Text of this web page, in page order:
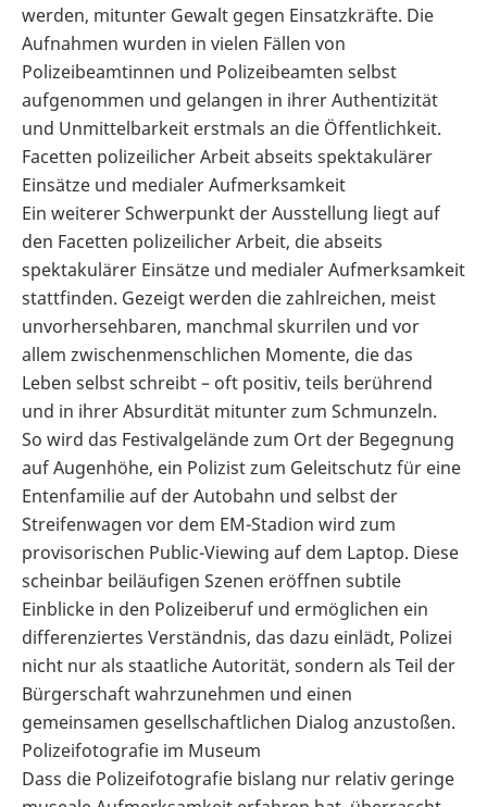
werden, mitunter Gewalt gegen Einsatzkräfte. Die
Aufnahmen wurden in vielen Fällen von
Polizeibeamtinnen und Polizeibeamten selbst
aufgenommen und gelangen in ihrer Authentizität
und Unmittelbarkeit erstmals an die Öffentlichkeit.
Facetten polizeilicher Arbeit abseits spektakulärer
Einsätze und medialer Aufmerksamkeit
Ein weiterer Schwerpunkt der Ausstellung liegt auf
den Facetten polizeilicher Arbeit, die abseits
spektakulärer Einsätze und medialer Aufmerksamkeit
stattfinden. Gezeigt werden die zahlreichen, meist
unvorhersehbaren, manchmal skurrilen und vor
allem zwischenmenschlichen Momente, die das
Leben selbst schreibt – oft positiv, teils berührend
und in ihrer Absurdität mitunter zum Schmunzeln.
So wird das Festivalgelände zum Ort der Begegnung
auf Augenhöhe, ein Polizist zum Geleitschutz für eine
Entenfamilie auf der Autobahn und selbst der
Streifenwagen vor dem EM-Stadion wird zum
provisorischen Public-Viewing auf dem Laptop. Diese
scheinbar beiläufigen Szenen eröffnen subtile
Einblicke in den Polizeiberuf und ermöglichen ein
differenziertes Verständnis, das dazu einlädt, Polizei
nicht nur als staatliche Autorität, sondern als Teil der
Bürgerschaft wahrzunehmen und einen
gemeinsamen gesellschaftlichen Dialog anzustoßen.
Polizeifotografie im Museum
Dass die Polizeifotografie bislang nur relativ geringe